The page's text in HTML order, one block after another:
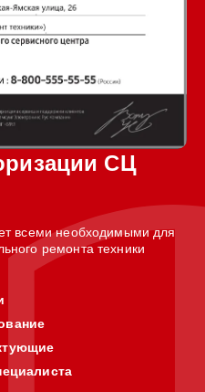
СЦ
всеми необходимыми для
ремонта техники